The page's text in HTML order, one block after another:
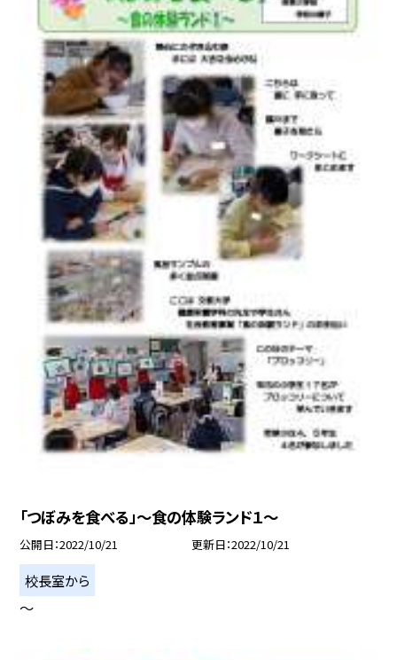
「つぼみを食べる」〜食の体験ランド１〜
公開日 2022/10/21 更新日 2022/10/21
校長室から
〜